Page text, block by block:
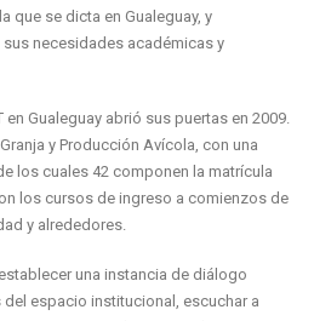
que se dicta en Gualeguay, y
necesidades académicas y
en Gualeguay abrió sus puertas en 2009.
y Producción Avícola, con una
los cuales 42 componen la matrícula
los cursos de ingreso a comienzos de
y alrededores.
una instancia de diálogo
espacio institucional, escuchar a